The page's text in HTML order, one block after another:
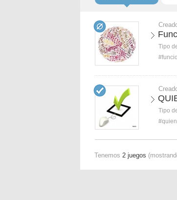
Tipo
Tipo
#quien
Tenemos 2 juegos